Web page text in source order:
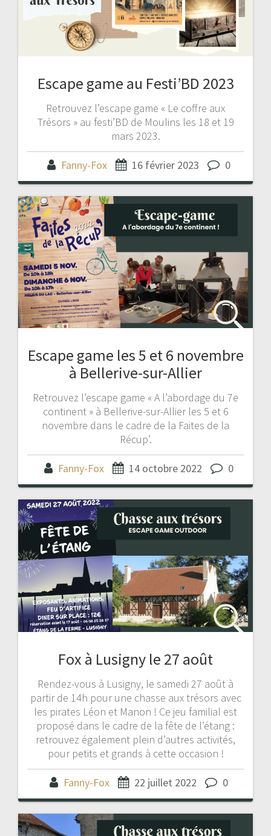
Escape game au Festi’BD 2023
Retrouvez l’escape game « Le coffre aux
Trésors » au festi’BD de Moulins les 18 et 19
mars 2023.
Fanny-Fox 16 février 2023 0
Escape game les 5 et 6 novembre
à Bellerive-sur-Allier
Retrouvez l’escape game « A l’abordage du 7e
continent » à Bellerive-sur-Allier les 5 et 6
novembre dans le cadre de la Faites de la
Récup’.
Fanny-Fox 14 octobre 2022 0
Fox à Lusigny le 27 août
Rendez-vous à Lusigny, le samedi 27 août à
partir de 14h pour une chasse aux trésors avec
les pirates Léon et Manon ! Ce jeu familial est
proposé dans le cadre de la fête de l’étang :
retrouvez également plein d’autres activités,
pour petits et grands à cette occasion !
Fanny-Fox 22 juillet 2022 0